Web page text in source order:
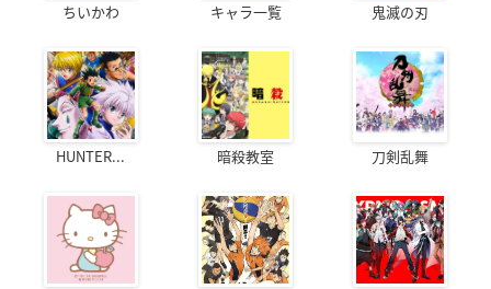
ちいかわ キャラ一覧 鬼滅の刃
HUNTER... 暗殺教室 刀剣乱舞